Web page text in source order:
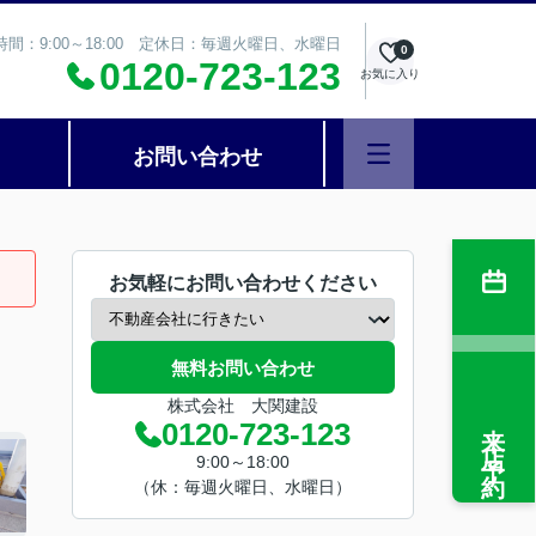
間：9:00～18:00 定休日：毎週火曜日、水曜日
0120-723-123 お気に入り
0
お問い合わせ
お気軽にお問い合わせください
無料お問い合わせ
株式会社 大関建設
0120-723-123
9:00～18:00
（休：毎週火曜日、水曜日）
来店予約